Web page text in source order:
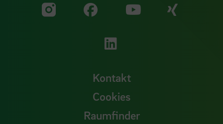
Zu unserer Facebook
Zu
Zu unserer
Kontakt
Cookies
Raumfinder